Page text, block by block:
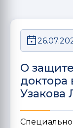
О
доктора
Узакова